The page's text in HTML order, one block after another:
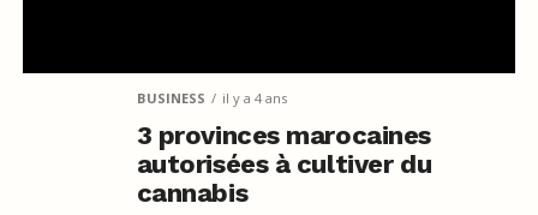
BUSINESS il y a 4 ans
3 provinces marocaines
autorisées à cultiver du
cannabis